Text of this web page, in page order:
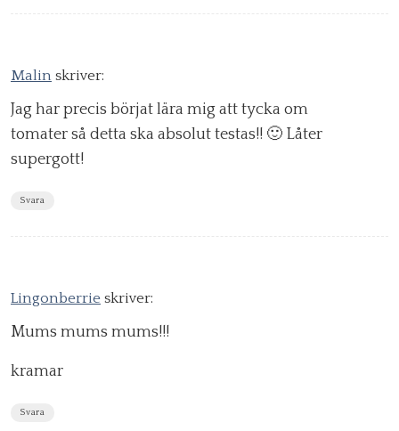
Malin skriver:
Jag har precis börjat lära mig att tycka om
tomater så detta ska absolut testas!! 🙂 Låter
supergott!
Svara
Lingonberrie skriver:
Mums mums mums!!!
kramar
Svara